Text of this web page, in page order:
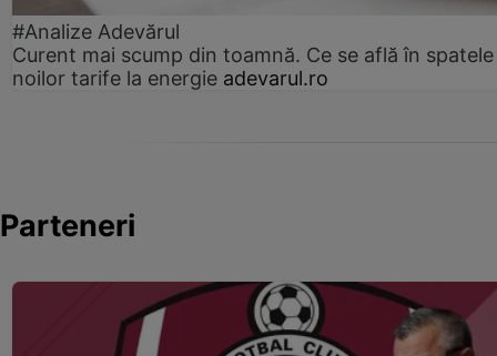
#Analize Adevărul
Curent mai scump din toamnă. Ce se află în spatele
noilor tarife la energie adevarul.ro
Parteneri